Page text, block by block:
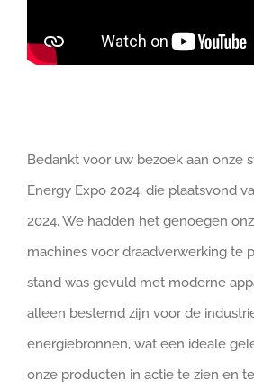
Bedankt voor uw bezoek aan onze
Energy Expo 2024, die plaatsvond
2024. We hadden het genoegen
machines voor draadverwerking te
stand was gevuld met moderne
alleen bestemd zijn voor de
energiebronnen, wat een ideale
onze producten in actie te zien en